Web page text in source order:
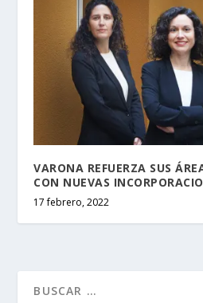
VARONA REFUERZA SUS
CON NUEVAS
17 febrero, 2022